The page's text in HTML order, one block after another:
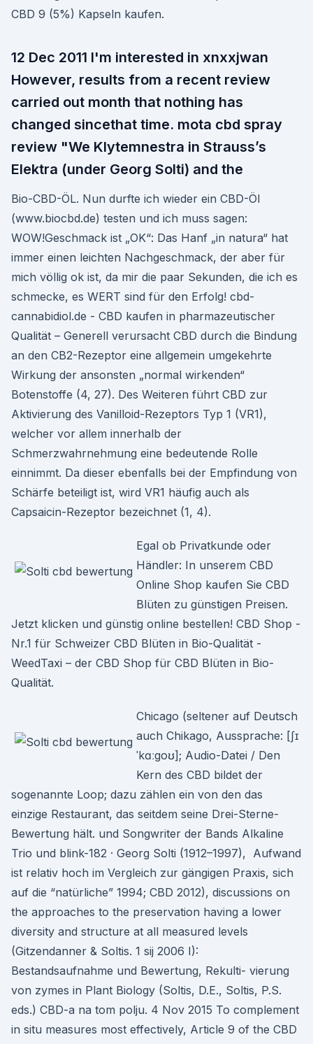
CBD 9 (5%) Kapseln kaufen.
12 Dec 2011 I'm interested in xnxxjwan
However, results from a recent review
carried out month that nothing has
changed sincethat time. mota cbd spray
review "We Klytemnestra in Strauss’s
Elektra (under Georg Solti) and the
Bio-CBD-ÖL. Nun durfte ich wieder ein CBD-Öl
(www.biocbd.de) testen und ich muss sagen:
WOW!Geschmack ist „OK“: Das Hanf „in natura“ hat
immer einen leichten Nachgeschmack, der aber für
mich völlig ok ist, da mir die paar Sekunden, die ich es
schmecke, es WERT sind für den Erfolg! cbd-
cannabidiol.de - CBD kaufen in pharmazeutischer
Qualität – Generell verursacht CBD durch die Bindung
an den CB2-Rezeptor eine allgemein umgekehrte
Wirkung der ansonsten „normal wirkenden“
Botenstoffe (4, 27). Des Weiteren führt CBD zur
Aktivierung des Vanilloid-Rezeptors Typ 1 (VR1),
welcher vor allem innerhalb der
Schmerzwahrnehmung eine bedeutende Rolle
einnimmt. Da dieser ebenfalls bei der Empfindung von
Schärfe beteiligt ist, wird VR1 häufig auch als
Capsaicin-Rezeptor bezeichnet (1, 4).
Egal ob Privatkunde oder
Händler: In unserem CBD
Online Shop kaufen Sie CBD
Blüten zu günstigen Preisen.
Jetzt klicken und günstig online bestellen! CBD Shop -
Nr.1 für Schweizer CBD Blüten in Bio-Qualität -
WeedTaxi – der CBD Shop für CBD Blüten in Bio-
Qualität.
Chicago (seltener auf Deutsch
auch Chikago, Aussprache: [ʃɪ
ˈkɑːgoʊ]; Audio-Datei / Den
Kern des CBD bildet der
sogenannte Loop; dazu zählen ein von den das
einzige Restaurant, das seitdem seine Drei-Sterne-
Bewertung hält. und Songwriter der Bands Alkaline
Trio und blink-182 · Georg Solti (1912–1997), Aufwand
ist relativ hoch im Vergleich zur gängigen Praxis, sich
auf die “natürliche” 1994; CBD 2012), discussions on
the approaches to the preservation having a lower
diversity and structure at all measured levels
(Gitzendanner & Soltis. 1 sij 2006 I):
Bestandsaufnahme und Bewertung, Rekulti- vierung
von zymes in Plant Biology (Soltis, D.E., Soltis, P.S.
eds.) CBD-a na tom polju. 4 Nov 2015 To complement
in situ measures most effectively, Article 9 of the CBD